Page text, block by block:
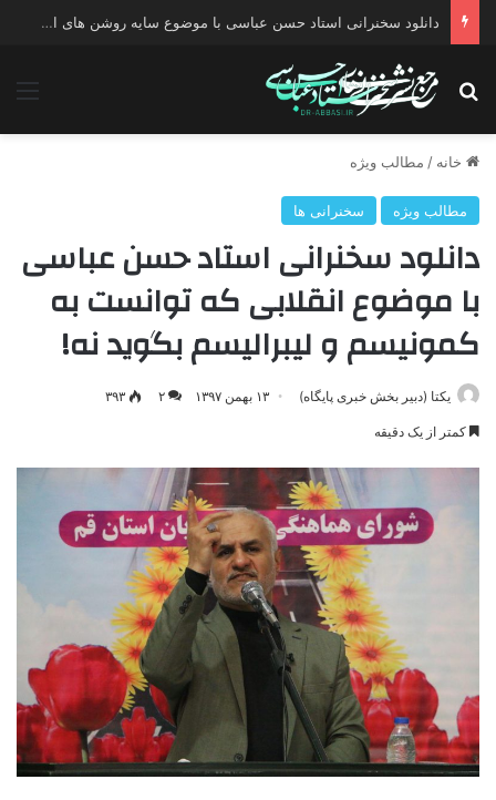
دانلود سخنرانی استاد حسن عباسی با موضوع چهار انتخاب ۱۴۰۰
جستجو برای
خانه / مطالب ویژه
مطالب ویژه سخنرانی ها
دانلود سخنرانی استاد حسن عباسی
با موضوع انقلابی که توانست به
کمونیسم و لیبرالیسم بگوید نه!
یکتا (دبیر بخش خبری پایگاه) ۱۳ بهمن ۱۳۹۷ ۲ ۳۹۳
کمتر از یک دقیقه